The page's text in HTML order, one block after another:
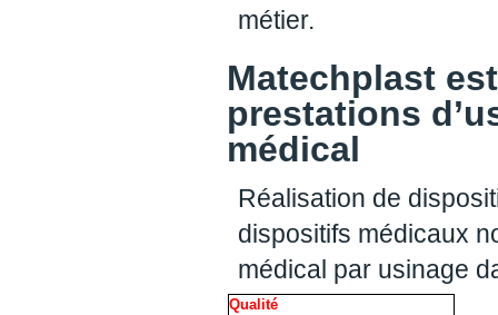
métier.
Matechplast
prestations
médical
Réalisation de
dispositifs médicaux
médical par usinage
Qualité